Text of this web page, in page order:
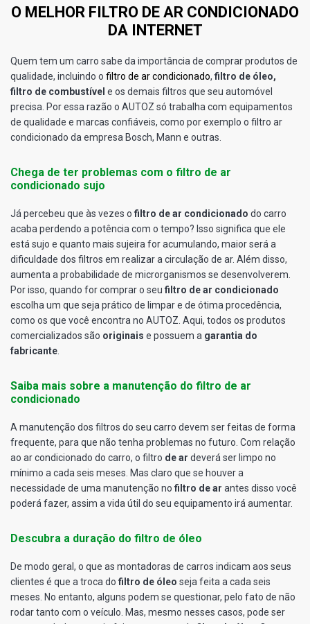
O MELHOR FILTRO DE AR CONDICIONADO
DA INTERNET
Quem tem um carro sabe da importância de comprar produtos de
qualidade, incluindo o filtro de ar condicionado, filtro de óleo,
filtro de combustível e os demais filtros que seu automóvel
precisa. Por essa razão o AUTOZ só trabalha com equipamentos
de qualidade e marcas confiáveis, como por exemplo o filtro ar
condicionado da empresa Bosch, Mann e outras.
Chega de ter problemas com o filtro de ar
condicionado sujo
Já percebeu que às vezes o filtro de ar condicionado do carro
acaba perdendo a potência com o tempo? Isso significa que ele
está sujo e quanto mais sujeira for acumulando, maior será a
dificuldade dos filtros em realizar a circulação de ar. Além disso,
aumenta a probabilidade de microrganismos se desenvolverem.
Por isso, quando for comprar o seu filtro de ar condicionado
escolha um que seja prático de limpar e de ótima procedência,
como os que você encontra no AUTOZ. Aqui, todos os produtos
comercializados são originais e possuem a garantia do
fabricante
Saiba mais sobre a manutenção do filtro de ar
condicionado
A manutenção dos filtros do seu carro devem ser feitas de forma
frequente, para que não tenha problemas no futuro. Com relação
ao ar condicionado do carro, o filtro de ar deverá ser limpo no
mínimo a cada seis meses. Mas claro que se houver a
necessidade de uma manutenção no filtro de ar antes disso você
poderá fazer, assim a vida útil do seu equipamento irá aumentar.
Descubra a duração do filtro de óleo
De modo geral, o que as montadoras de carros indicam aos seus
clientes é que a troca do filtro de óleo seja feita a cada seis
meses. No entanto, alguns podem se questionar, pelo fato de não
rodar tanto com o veículo. Mas, mesmo nesses casos, pode ser